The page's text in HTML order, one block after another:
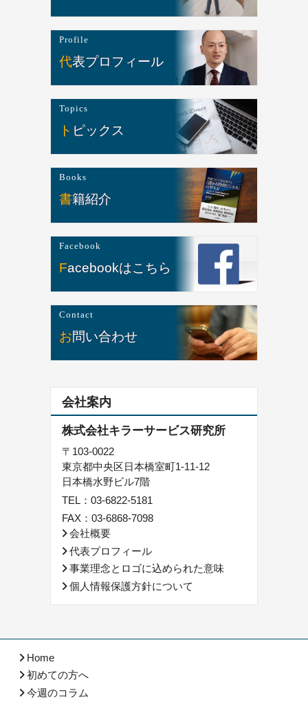
Profile
代表プロフィール
Topics
トピックス
Books
書籍紹介
Facebook
Facebookはこちら
Contact
お問い合わせ
会社案内
株式会社キラーサービス研究所
〒103-0022
東京都中央区日本橋室町1-11-12
日本橋水野ビル7階
TEL： 03-6822-5181
FAX：03-6868-7098
会社概要
代表プロフィール
事業理念とロゴに込められた意味
個人情報保護方針について
Home
初めての方へ
今週のコラム